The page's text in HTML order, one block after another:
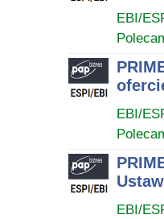
EBI/
EBI/
EBI/